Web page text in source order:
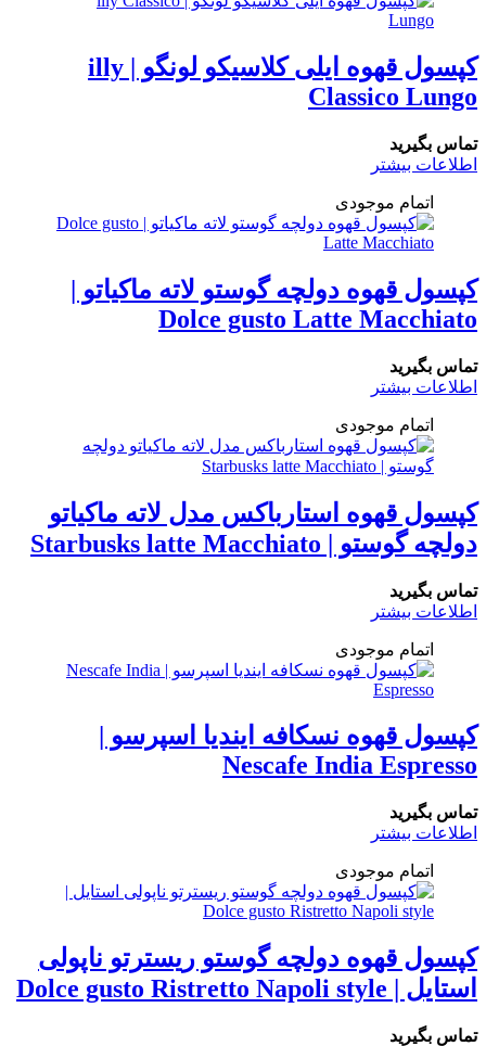
کپسول قهوه ایلی کلاسیکو لونگو | illy
Classico Lungo
تماس بگیرید
اطلاعات بیشتر
اتمام موجودی
کپسول قهوه دولچه گوستو لاته ماکیاتو |
Dolce gusto Latte Macchiato
تماس بگیرید
اطلاعات بیشتر
اتمام موجودی
کپسول قهوه استارباکس مدل لاته ماکیاتو
دولچه گوستو | Starbusks latte Macchiato
تماس بگیرید
اطلاعات بیشتر
اتمام موجودی
کپسول قهوه نسکافه ایندیا اسپرسو |
Nescafe India Espresso
تماس بگیرید
اطلاعات بیشتر
اتمام موجودی
کپسول قهوه دولچه گوستو ریسترتو ناپولی
استایل | Dolce gusto Ristretto Napoli style
تماس بگیرید